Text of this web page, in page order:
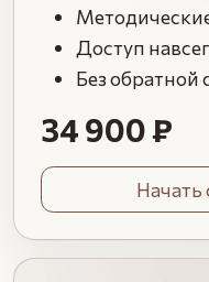
Доступ
Без обратной
34 900 ₽
Начать